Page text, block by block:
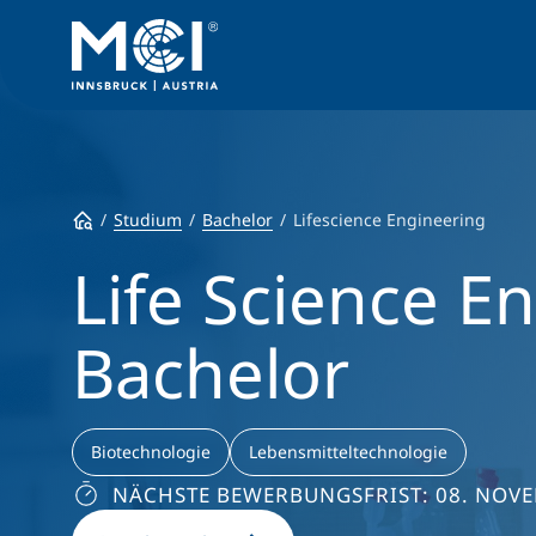
Studium Bachelor Lifescience Engineering
Life Science
Bachelor
Biotechnologie Lebensmitteltechnologie
NÄCHSTE BEWERBUNGSFRIST: 08.